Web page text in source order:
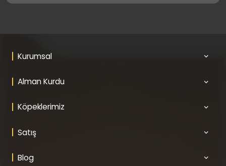
Kurumsal
Alman Kurdu
Köpeklerimiz
Satış
Blog